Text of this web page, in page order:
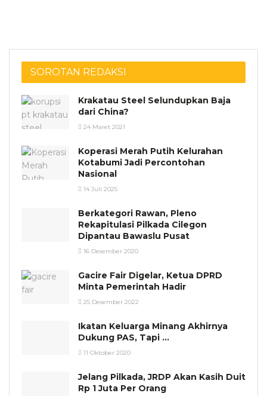
SOROTAN REDAKSI
Krakatau Steel Selundupkan Baja
dari China?
24 Maret 2021
Koperasi Merah Putih Kelurahan
Kotabumi Jadi Percontohan
Nasional
14 Juli 2025
Berkategori Rawan, Pleno
Rekapitulasi Pilkada Cilegon
Dipantau Bawaslu Pusat
16 Desember 2020
Gacire Fair Digelar, Ketua DPRD
Minta Pemerintah Hadir
25 Desember 2022
Ikatan Keluarga Minang Akhirnya
Dukung PAS, Tapi …
11 Oktober 2020
Jelang Pilkada, JRDP Akan Kasih Duit
Rp 1 Juta Per Orang